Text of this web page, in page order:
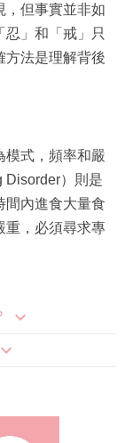
，但事實並非如
」和「戒」只
方法是理解背後
模式，頻率和嚴
Disorder）則是
間內進食大量食
重，必須尋求專